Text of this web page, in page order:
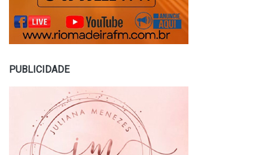
PUBLICIDADE